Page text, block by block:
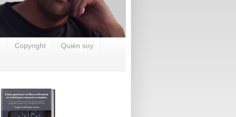
Copyright Quién soy